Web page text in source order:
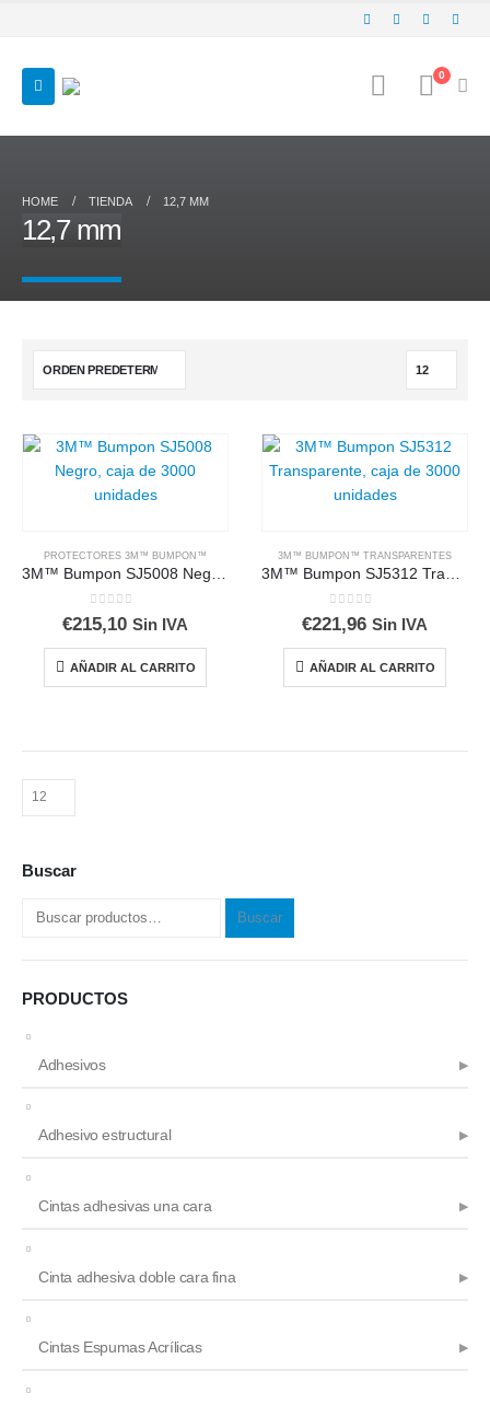
0
HOME TIENDA 12,7 MM
12,7 mm
PROTECTORES 3M™ BUMPON™
0out of 5
€215,10 Sin IVA
AÑADIR AL CARRITO
3M™ BUMPON™ TRANSPARENTES
0out of 5
€221,96 Sin IVA
AÑADIR AL CARRITO
Buscar
Buscar
Buscar
PRODUCTOS
Adhesivos
Adhesivo estructural
Cintas adhesivas una cara
Cinta adhesiva doble cara fina
Cintas Espumas Acrílicas